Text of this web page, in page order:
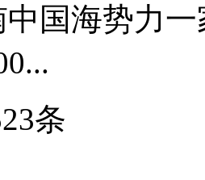
中国海势力
条